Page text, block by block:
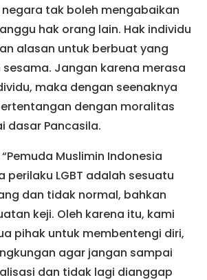
tak boleh mengabaikan
hak orang lain. Hak individu
alasan untuk berbuat yang
Jangan karena merasa
maka dengan seenaknya
dengan moralitas
dasar Pancasila.
Muslimin Indonesia
perilaku LGBT adalah sesuatu
dan tidak normal, bahkan
keji. Oleh karena itu, kami
pihak untuk membentengi diri,
agar jangan sampai
dan tidak lagi dianggap